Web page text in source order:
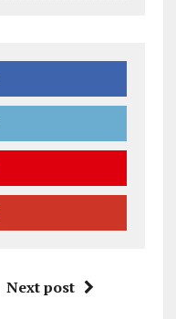
Next post